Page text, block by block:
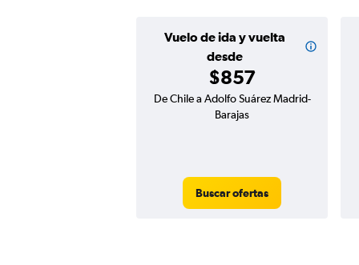
Vuelo de ida y vuelta
desde
$857
De Chile a Adolfo Suárez Madrid-
Barajas
Buscar ofertas